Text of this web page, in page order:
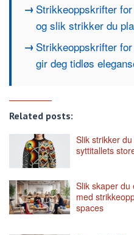
Strikkeoppskrifter
og slik strikker du
Strikkeoppskrifter
gir deg tidløs
Related posts:
Slik strikker
syttitallets
Slik skaper
med
spaces